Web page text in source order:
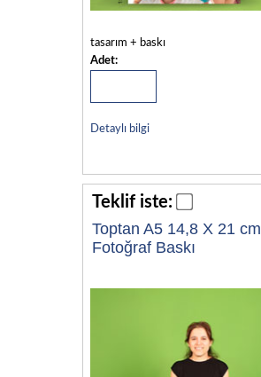
tasarım + baskı
Adet:
Detaylı bilgi
Teklif iste:
Toptan A5 14,8 X 21 cm
Fotoğraf Baskı